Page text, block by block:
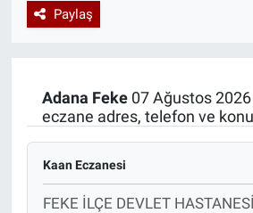
Paylaş
Adana Feke07 Ağustos
eczane adres, telefon ve
Kaan Eczanesi
FEKE İLÇE DEVLET
Özel Haberler
Dünya
Özel Haberler
Kadın
Haber Arşivi